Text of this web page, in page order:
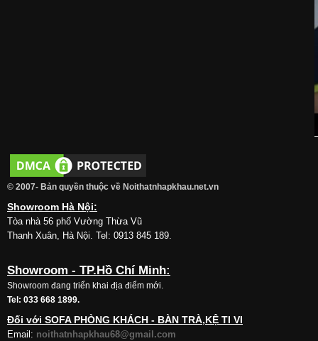
© 2007- Bản quyền thuộc về Noithatnhapkhau.net.vn
Showroom Hà Nội:
Tòa nhà 56 phố Vường Thừa Vũ
Thanh Xuân, Hà Nội. Tel: 0913 845 189.
Showroom - TP.Hồ Chí Minh:
Showroom đang triển khai địa điểm mới.
Tel: 033 668 1899.
Đối với SOFA PHÒNG KHÁCH - BÀN TRÀ,KỆ TI VI
Email: noithatnhapkhau68@gmail.com